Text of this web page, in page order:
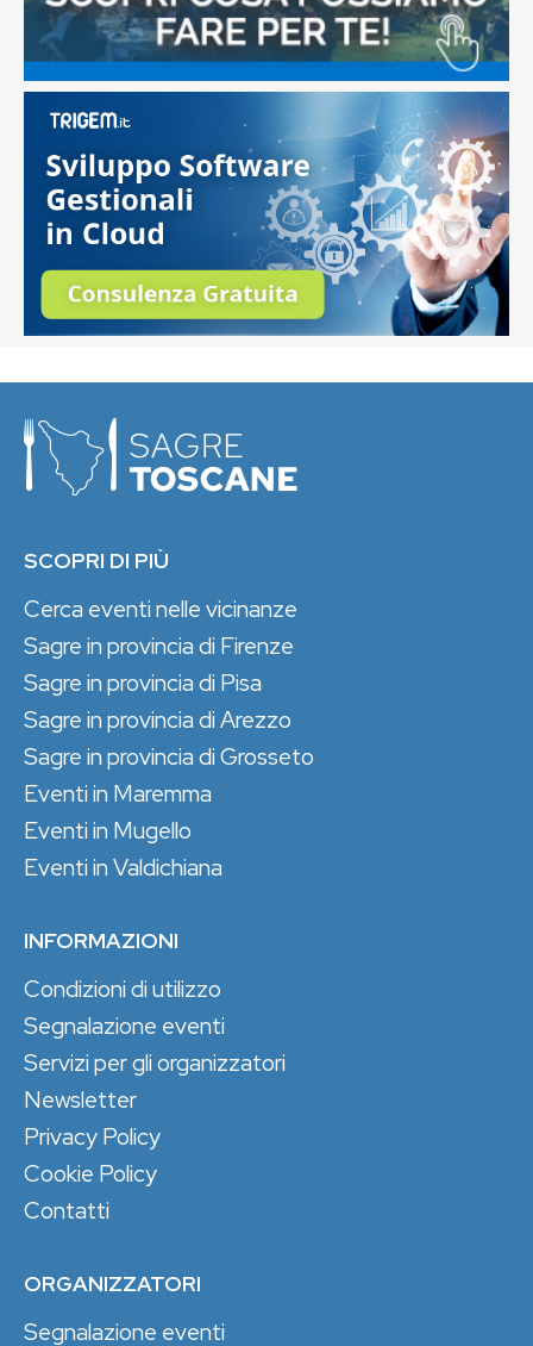
SCOPRI DI PIÙ
Cerca eventi nelle vicinanze
Sagre in provincia di Firenze
Sagre in provincia di Pisa
Sagre in provincia di Arezzo
Sagre in provincia di Grosseto
Eventi in Maremma
Eventi in Mugello
Eventi in Valdichiana
INFORMAZIONI
Condizioni di utilizzo
Segnalazione eventi
Servizi per gli organizzatori
Newsletter
Privacy Policy
Cookie Policy
Contatti
ORGANIZZATORI
Segnalazione eventi